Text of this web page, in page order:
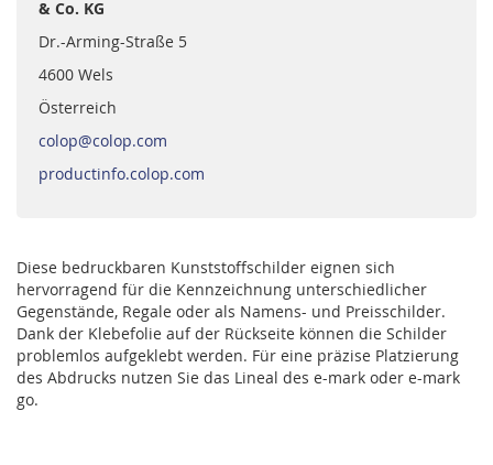
& Co. KG
Dr.-Arming-Straße 5
4600 Wels
Österreich
colop@colop.com
productinfo.colop.com
Diese bedruckbaren Kunststoffschilder eignen sich
hervorragend für die Kennzeichnung unterschiedlicher
Gegenstände, Regale oder als Namens- und Preisschilder.
Dank der Klebefolie auf der Rückseite können die Schilder
problemlos aufgeklebt werden. Für eine präzise Platzierung
des Abdrucks nutzen Sie das Lineal des e-mark oder e-mark
go.